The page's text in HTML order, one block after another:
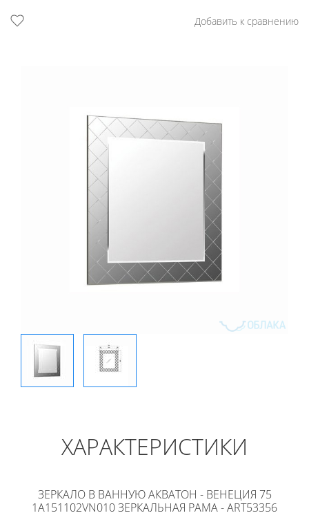
Добавить к сравнению
ХАРАКТЕРИСТИКИ
ЗЕРКАЛО В ВАННУЮ АКВАТОН - ВЕНЕЦИЯ 75
1A151102VN010 ЗЕРКАЛЬНАЯ РАМА - ART53356